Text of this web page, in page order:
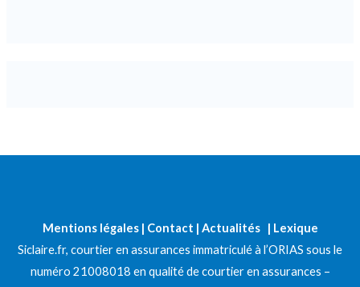
Mentions légales| Contact | Actualités | Lexique
Siclaire.fr, courtier en assurances immatriculé à l’ORIAS sous le
numéro 21008018 en qualité de courtier en assurances –